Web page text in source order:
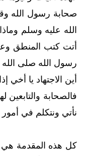
صحابة رسول الله
الله عليه وسلم
أتت كتب المنطق
رسول الله صلى
أين الاجتهاد يا
فالصحابة
نأتي ونتكلم في
كل هذه المقدمة هي